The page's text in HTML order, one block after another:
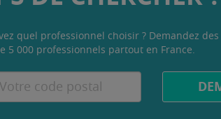
quel professionnel choisir ? Demandez
5 000 professionnels partout en France.